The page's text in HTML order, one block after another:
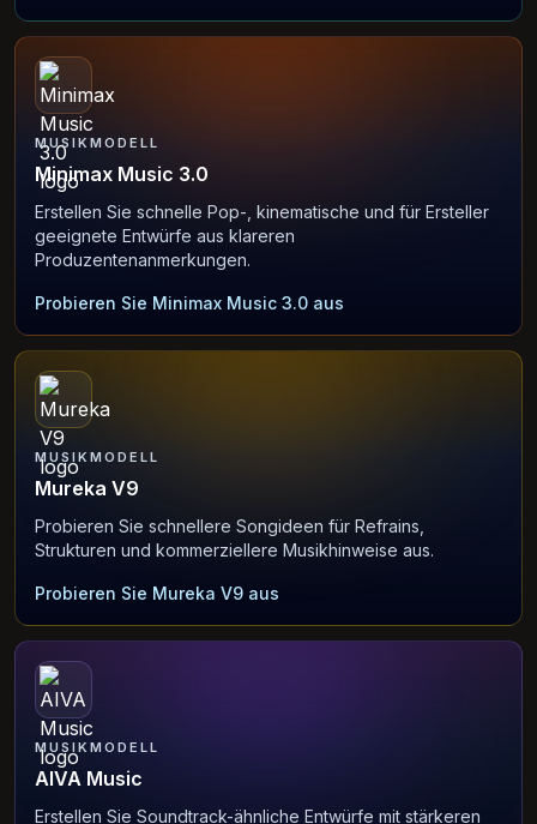
MUSIKMODELL
Minimax Music 3.0
Erstellen Sie schnelle Pop-, kinematische und für Ersteller
geeignete Entwürfe aus klareren
Produzentenanmerkungen.
Probieren Sie Minimax Music 3.0 aus
MUSIKMODELL
Mureka V9
Probieren Sie schnellere Songideen für Refrains,
Strukturen und kommerziellere Musikhinweise aus.
Probieren Sie Mureka V9 aus
MUSIKMODELL
AIVA Music
Erstellen Sie Soundtrack-ähnliche Entwürfe mit stärkeren